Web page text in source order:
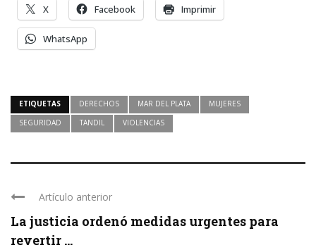
X Facebook Imprimir
WhatsApp
ETIQUETAS DERECHOS MAR DEL PLATA
MUJERES
SEGURIDAD
TANDIL VIOLENCIAS
Artículo anterior
La justicia ordenó medidas urgentes para
revertir ...